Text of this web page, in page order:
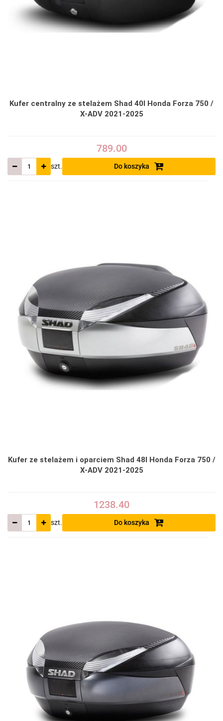
Kufer centralny ze stelażem Shad 40l Honda Forza 750 /
X-ADV 2021-2025
789.00
szt. Do koszyka
Kufer ze stelażem i oparciem Shad 48l Honda Forza 750 /
X-ADV 2021-2025
1238.40
szt. Do koszyka